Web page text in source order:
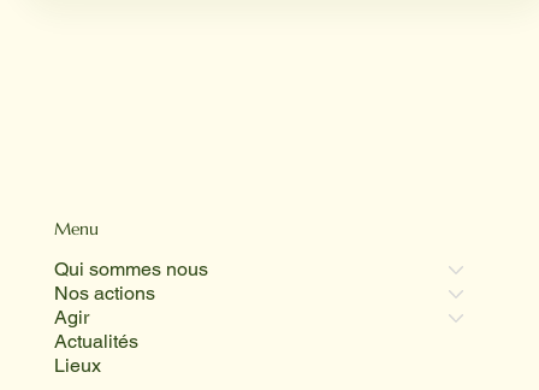
Menu
Qui sommes nous
Nos actions
Agir
Actualités
Lieux